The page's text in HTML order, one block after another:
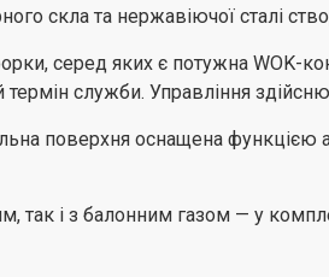
скла та нержавіючої сталі
серед яких є потужна WOK-
термін служби. Управління
поверхня оснащена
так і з балонним газом — у